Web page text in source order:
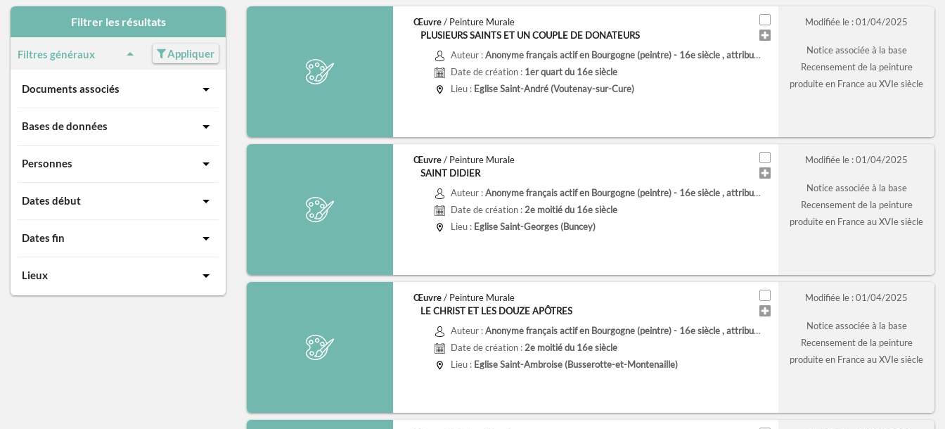
Filtrer les résultats
Filtres généraux Appliquer
Documents associés
Bases de données
Personnes
Dates début
Dates fin
Lieux
Œuvre/ Peinture Murale
PLUSIEURS SAINTS ET UN COUPLE DE DONATEURS
Auteur :Anonyme français actif en Bourgogne (peintre) - 16e siècle, attribué à
Date de création : 1er quart du 16e siècle
Lieu : Eglise Saint-André (Voutenay-sur-Cure)
Modifiée le : 01/04/2025
Notice associée à la base
Recensement de la peinture
produite en France au XVIe siècle
Œuvre/ Peinture Murale
SAINT DIDIER
Auteur :Anonyme français actif en Bourgogne (peintre) - 16e siècle, attribué à
Date de création : 2e moitié du 16e siècle
Lieu : Eglise Saint-Georges (Buncey)
Modifiée le : 01/04/2025
Notice associée à la base
Recensement de la peinture
produite en France au XVIe siècle
Œuvre/ Peinture Murale
LE CHRIST ET LES DOUZE APÔTRES
Auteur :Anonyme français actif en Bourgogne (peintre) - 16e siècle, attribué à
Date de création : 2e moitié du 16e siècle
Lieu : Eglise Saint-Ambroise (Busserotte-et-Montenaille)
Modifiée le : 01/04/2025
Notice associée à la base
Recensement de la peinture
produite en France au XVIe siècle